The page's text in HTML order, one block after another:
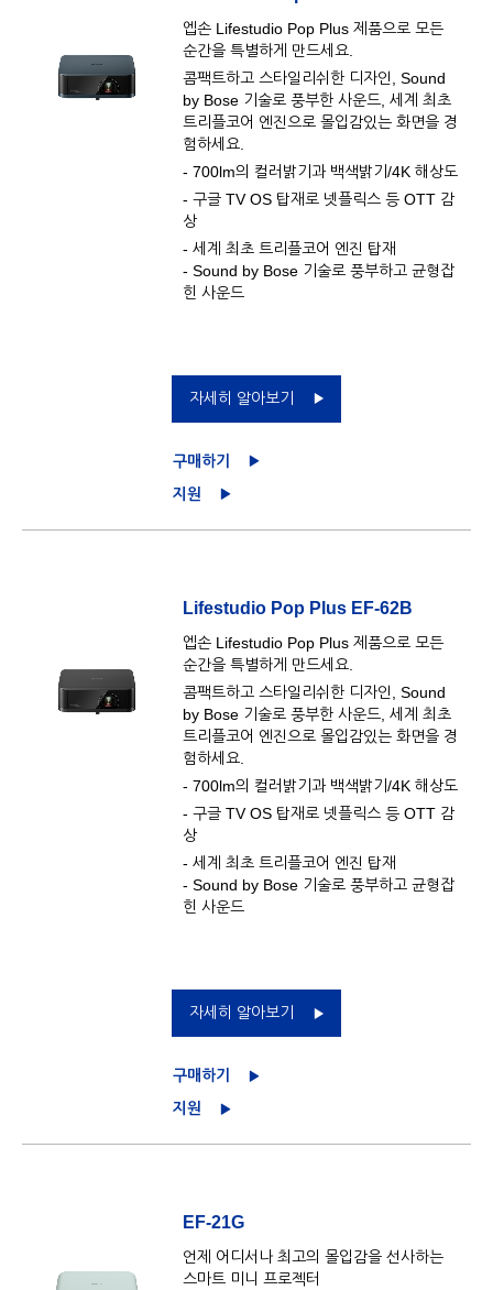
엡손 Lifestudio Pop Plus 제품으로 모든
순간을 특별하게 만드세요.
콤팩트하고 스타일리쉬한 디자인, Sound
by Bose 기술로 풍부한 사운드, 세계 최초
트리플코어 엔진으로 몰입감있는 화면을 경
험하세요.
- 700lm의 컬러밝기과 백색밝기/4K 해상도
- 구글 TV OS 탑재로 넷플릭스 등 OTT 감
상
- 세계 최초 트리플코어 엔진 탑재
- Sound by Bose 기술로 풍부하고 균형잡
힌 사운드
자세히 알아보기
구매하기
지원
Lifestudio Pop Plus EF-62B
엡손 Lifestudio Pop Plus 제품으로 모든
순간을 특별하게 만드세요.
콤팩트하고 스타일리쉬한 디자인, Sound
by Bose 기술로 풍부한 사운드, 세계 최초
트리플코어 엔진으로 몰입감있는 화면을 경
험하세요.
- 700lm의 컬러밝기과 백색밝기/4K 해상도
- 구글 TV OS 탑재로 넷플릭스 등 OTT 감
상
- 세계 최초 트리플코어 엔진 탑재
- Sound by Bose 기술로 풍부하고 균형잡
힌 사운드
자세히 알아보기
구매하기
지원
EF-21G
언제 어디서나 최고의 몰입감을 선사하는
스마트 미니 프로젝터